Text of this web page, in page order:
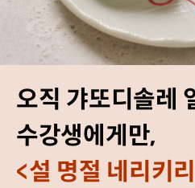
오직 갸또디솔레
수강생에게만,
<설 명절 네리키